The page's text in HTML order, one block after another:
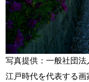
写真提供：一般社団法
江戸時代を代表する